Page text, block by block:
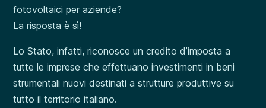
fotovoltaici per aziende?
La risposta è sì!
Lo Stato, infatti, riconosce un credito d’imposta a
tutte le imprese che effettuano investimenti in beni
strumentali nuovi destinati a strutture produttive su
tutto il territorio italiano.